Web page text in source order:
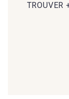
TROUVER